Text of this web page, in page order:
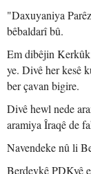
"Daxuyaniya
bêbaldarî bû.
Em dibêjin
ye. Divê her kesê
ber çavan bigire.
Divê hewl nede
aramiya Îraqê de
Navendeke nû li
Berdevkê PDKyê